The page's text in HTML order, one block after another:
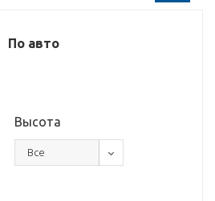
По авто
Высота
Все